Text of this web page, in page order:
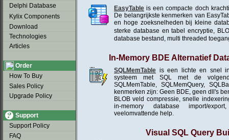
Delphi Database
Kylix Components
Download
Technologies
Articles
Order
How To Buy
Sales Policy
Upgrade Policy
Support
Support Policy
FAQ
EasyTable is een compacte doch
De belangrijkste kenmerken van
en hoge zoeksnelheden bij kleine
sterke database en tabel encryptie,
database bestand, multi threaded
In-Memory BDE Alternatief
SQLMemTable is een lichte en snel
systeem met SQL met de
SQLMemTable, SQLMemQuery,
kenmerken zijn: Geen BDE, geen dll's
BLOB veld compressie, snelle
in-memory database import/
veelomvattende help.
Visual SQL Query